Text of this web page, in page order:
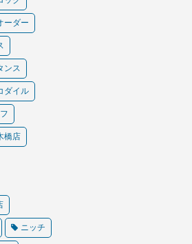
ーダー
ンス
ダイル
橋店
ニッチ